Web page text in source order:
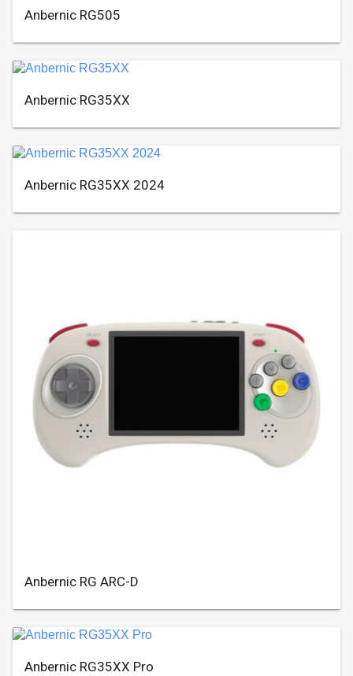
Anbernic RG505
Anbernic RG35XX
Anbernic RG35XX 2024
Anbernic RG ARC-D
Anbernic RG35XX Pro